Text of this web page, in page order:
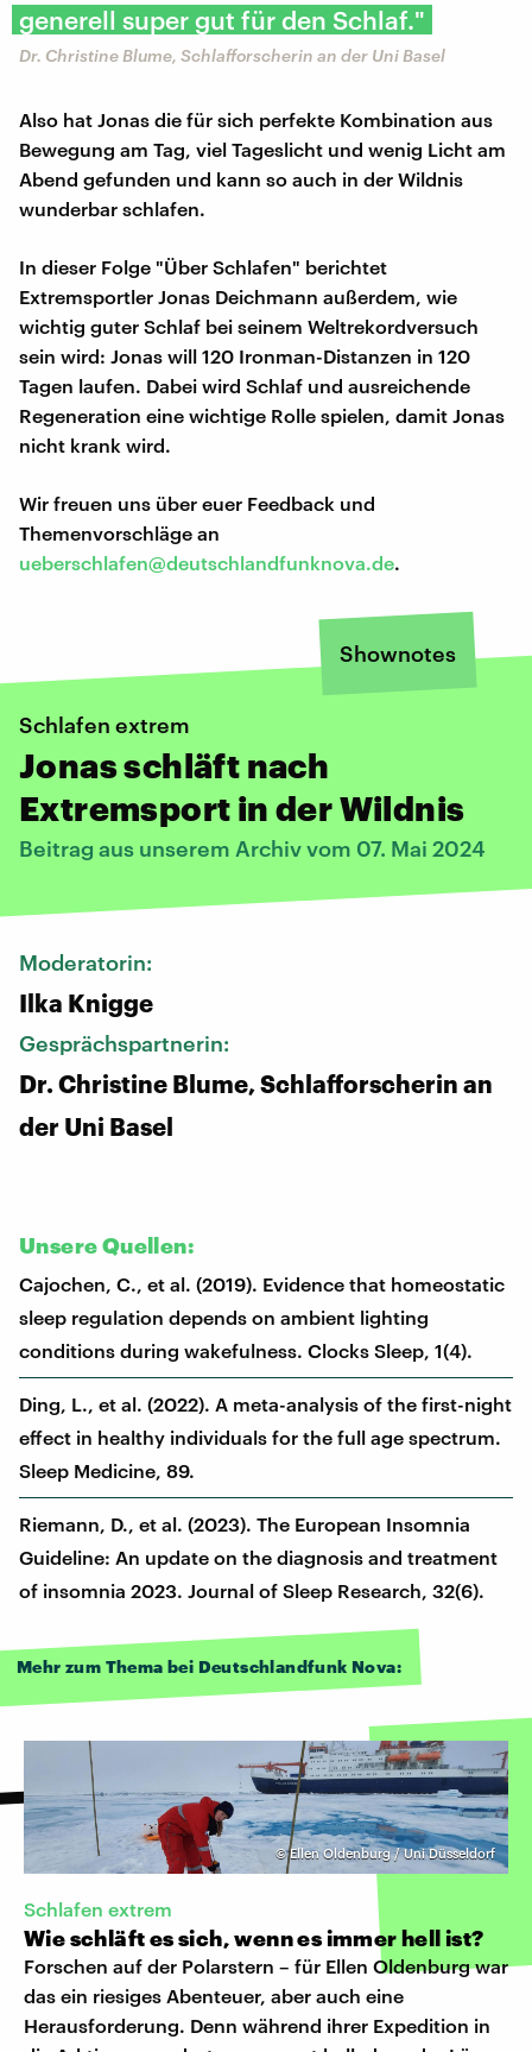
generell super gut für den Schlaf."
Dr. Christine Blume, Schlafforscherin an der Uni Basel
Also hat Jonas die für sich perfekte Kombination aus
Bewegung am Tag, viel Tageslicht und wenig Licht am
Abend gefunden und kann so auch in der Wildnis
wunderbar schlafen.
In dieser Folge "Über Schlafen" berichtet
Extremsportler Jonas Deichmann außerdem, wie
wichtig guter Schlaf bei seinem Weltrekordversuch
sein wird: Jonas will 120 Ironman-Distanzen in 120
Tagen laufen. Dabei wird Schlaf und ausreichende
Regeneration eine wichtige Rolle spielen, damit Jonas
nicht krank wird.
Wir freuen uns über euer Feedback und
Themenvorschläge an
ueberschlafen@deutschlandfunknova.de.
Shownotes
Schlafen extrem
Jonas schläft nach
Extremsport in der Wildnis
Beitrag aus unserem Archiv vom 07. Mai 2024
Moderatorin:
Ilka Knigge
Gesprächspartnerin:
Dr. Christine Blume, Schlafforscherin an
der Uni Basel
Unsere Quellen:
Cajochen, C., et al. (2019). Evidence that homeostatic
sleep regulation depends on ambient lighting
conditions during wakefulness. Clocks Sleep, 1(4).
Ding, L., et al. (2022). A meta-analysis of the first-night
effect in healthy individuals for the full age spectrum.
Sleep Medicine, 89.
Riemann, D., et al. (2023). The European Insomnia
Guideline: An update on the diagnosis and treatment
of insomnia 2023. Journal of Sleep Research, 32(6).
Mehr zum Thema bei Deutschlandfunk Nova:
©Ellen Oldenburg / Uni Düsseldorf
Schlafen extrem
Wie schläft es sich, wenn es immer hell ist?
Forschen auf der Polarstern – für Ellen Oldenburg war
das ein riesiges Abenteuer, aber auch eine
Herausforderung. Denn während ihrer Expedition in